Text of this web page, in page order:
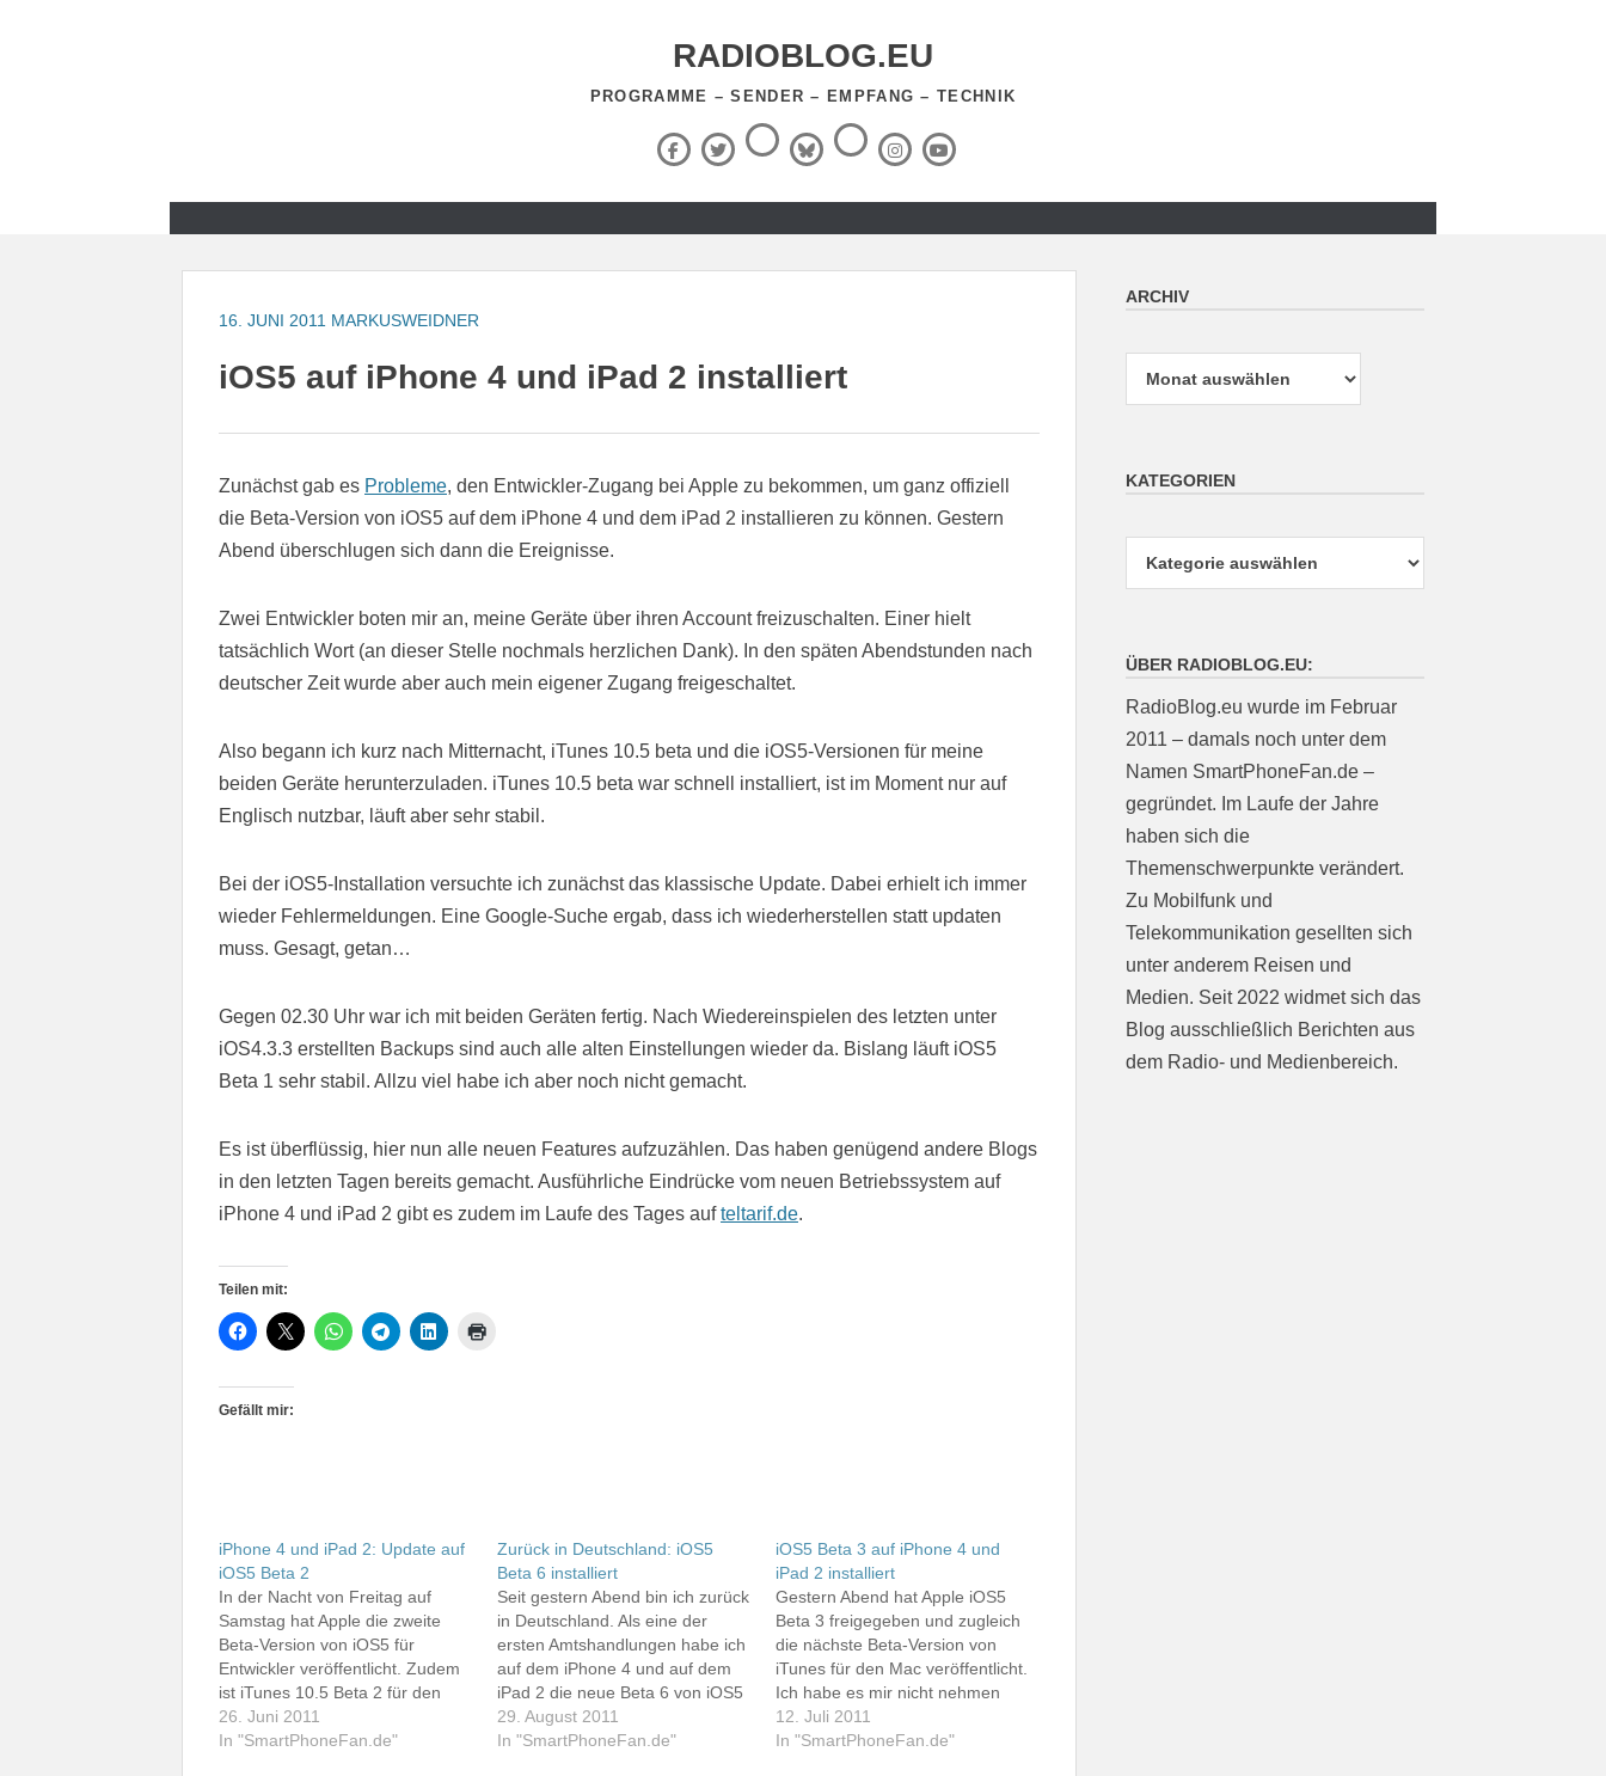
RADIOBLOG.EU
PROGRAMME – SENDER – EMPFANG – TECHNIK
Facebook
X
(Twitter)
ThreadsBlueSky
RSS-
Feed InstagramYouTube
16. JUNI 2011 MARKUSWEIDNER
iOS5 auf iPhone 4 und iPad 2 installiert
Zunächst gab es Probleme, den Entwickler-Zugang bei Apple zu bekommen, um ganz offiziell
die Beta-Version von iOS5 auf dem iPhone 4 und dem iPad 2 installieren zu können. Gestern
Abend überschlugen sich dann die Ereignisse.
Zwei Entwickler boten mir an, meine Geräte über ihren Account freizuschalten. Einer hielt
tatsächlich Wort (an dieser Stelle nochmals herzlichen Dank). In den späten Abendstunden nach
deutscher Zeit wurde aber auch mein eigener Zugang freigeschaltet.
Also begann ich kurz nach Mitternacht, iTunes 10.5 beta und die iOS5-Versionen für meine
beiden Geräte herunterzuladen. iTunes 10.5 beta war schnell installiert, ist im Moment nur auf
Englisch nutzbar, läuft aber sehr stabil.
Bei der iOS5-Installation versuchte ich zunächst das klassische Update. Dabei erhielt ich immer
wieder Fehlermeldungen. Eine Google-Suche ergab, dass ich wiederherstellen statt updaten
muss. Gesagt, getan…
Gegen 02.30 Uhr war ich mit beiden Geräten fertig. Nach Wiedereinspielen des letzten unter
iOS4.3.3 erstellten Backups sind auch alle alten Einstellungen wieder da. Bislang läuft iOS5
Beta 1 sehr stabil. Allzu viel habe ich aber noch nicht gemacht.
Es ist überflüssig, hier nun alle neuen Features aufzuzählen. Das haben genügend andere Blogs
in den letzten Tagen bereits gemacht. Ausführliche Eindrücke vom neuen Betriebssystem auf
iPhone 4 und iPad 2 gibt es zudem im Laufe des Tages aufteltarif.de.
Teilen mit:
Gefällt mir:
iPhone 4 und iPad 2: Update auf
iOS5 Beta 2
In der Nacht von Freitag auf
Samstag hat Apple die zweite
Beta-Version von iOS5 für
Entwickler veröffentlicht. Zudem
ist iTunes 10.5 Beta 2 für den
Mac verfügbar. Ich habe mich
gestern Nachmittag mit der
26. Juni 2011
In "SmartPhoneFan.de"
Zurück in Deutschland: iOS5
Beta 6 installiert
Seit gestern Abend bin ich zurück
in Deutschland. Als eine der
ersten Amtshandlungen habe ich
auf dem iPhone 4 und auf dem
iPad 2 die neue Beta 6 von iOS5
installiert. Das klappte dieses Mal
wieder innerhalb kurzer Zeit über
29. August 2011
In "SmartPhoneFan.de"
iOS5 Beta 3 auf iPhone 4 und
iPad 2 installiert
Gestern Abend hat Apple iOS5
Beta 3 freigegeben und zugleich
die nächste Beta-Version von
iTunes für den Mac veröffentlicht.
Ich habe es mir nicht nehmen
lassen, wieder eine Nachtschicht
einzulegen und die neue
12. Juli 2011
In "SmartPhoneFan.de"
ARCHIV
KATEGORIEN
ÜBER RADIOBLOG.EU:
RadioBlog.eu wurde im Februar
2011 – damals noch unter dem
Namen SmartPhoneFan.de –
gegründet. Im Laufe der Jahre
haben sich die
Themenschwerpunkte verändert.
Zu Mobilfunk und
Telekommunikation gesellten sich
unter anderem Reisen und
Medien. Seit 2022 widmet sich das
Blog ausschließlich Berichten aus
dem Radio- und Medienbereich.